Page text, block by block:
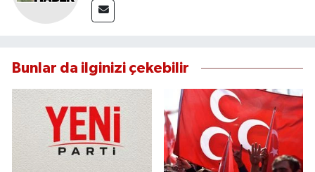
Bunlar da ilginizi çekebilir